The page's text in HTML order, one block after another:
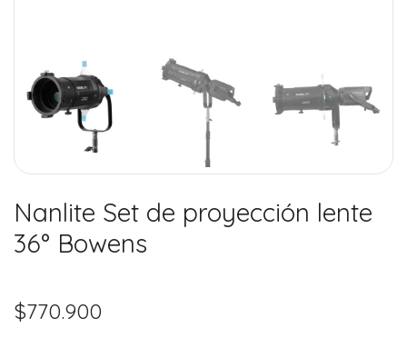
Nanlite Set de proyección lente
36° Bowens
$770.900